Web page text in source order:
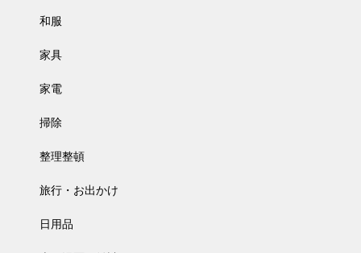
和服
家具
家電
掃除
整理整頓
旅行・お出かけ
日用品